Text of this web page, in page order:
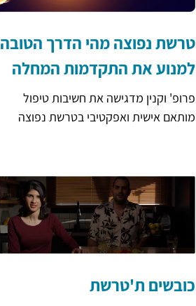
טרשת נפוצה מהי הדרך הטובה
למנוע את התקדמות המחלה
פרופ' וקנין מדגישה את חשיבות טיפול
מותאם אישית ואפקטיבי בטרשת נפוצה
כובשים ת'טרשת